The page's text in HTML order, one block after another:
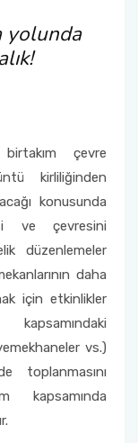
yolunda
çevre
kirliliğinden
konusunda
ve çevresini
düzenlemeler
daha
için etkinlikler
vs.)
toplanmasını
kapsamında